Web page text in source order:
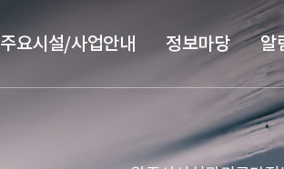
주요시설/사업안내 정보마당 알